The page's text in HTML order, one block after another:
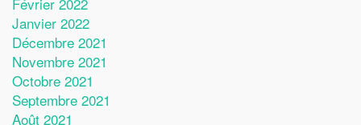
Janvier 2022
Décembre 2021
Novembre 2021
Octobre 2021
Septembre 2021
Août 2021